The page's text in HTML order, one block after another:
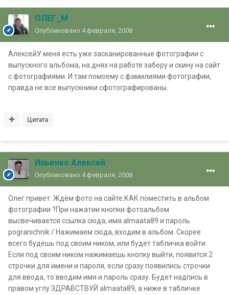
ОЛЕГ_М
Опубликовано 4 февраля, 2008
АлексейУ меня есть уже засканированные фотографии с
выпускного альбома, на днях на работе заберу и скину на сайт
с фотографиями. И там помоему с фамилиями фотографии,
правда не все выпускники сфотографированы.
Цитата
Ильенко Алексей
Опубликовано 4 февраля, 2008
Олег привет. Ждём фото на сайте.КАК поместить в альбом
фотографии ?При нажатии кнопки фотоальбом
высвечивается ссылка сюда, имя almaata89 и пароль
pogranichnik / Нажимаем сюда, входим в альбом. Скорее
всего будешь под своим ником, или будет табличка войти.
Если под своим ником нажимаешь кнопку выйти, появится 2
строчки для имени и пароля, если сразу появились строчки
для ввода, то вводим имя и пароль сразу. Будет надпись в
правом углу ЗДРАВСТВУЙ almaata89, а ниже в табличке